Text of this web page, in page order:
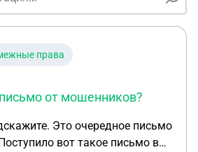
права
от мошенников?
Это очередное письмо